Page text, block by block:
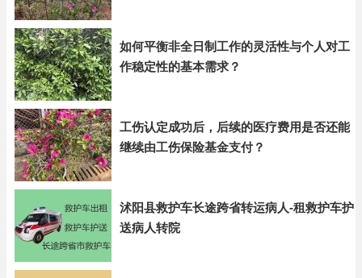
如何平衡非全日制工作的灵活性与个人对工
作稳定性的基本需求？
工伤认定成功后，后续的医疗费用是否还能
继续由工伤保险基金支付？
沭阳县救护车长途跨省转运病人-租救护车护
送病人转院